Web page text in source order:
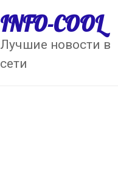
INFO-COOL
Лучшие новости в
сети